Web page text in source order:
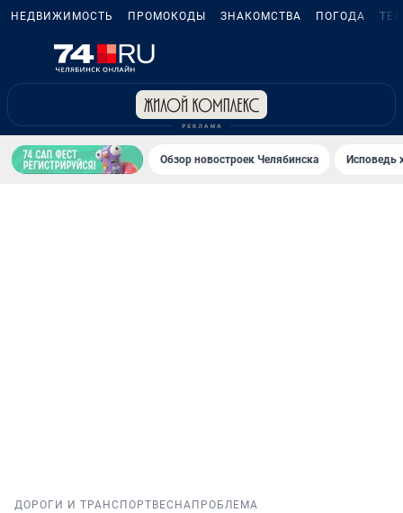
НЕДВИЖИМОСТЬ ПРОМОКОДЫ ЗНАКОМСТВА ПОГОДА
Обзор новостроек Челябинска Исповедь
ДОРОГИ И ТРАНСПОРТ ВЕСНА ПРОБЛЕМА